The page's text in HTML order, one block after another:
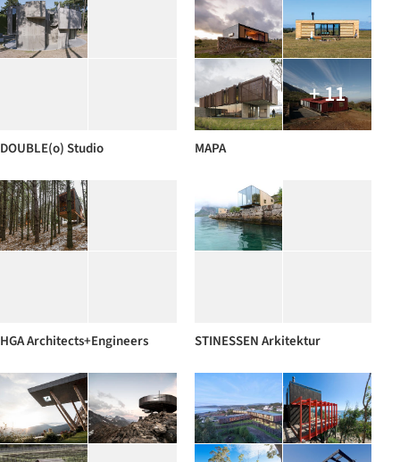
DOUBLE(o) Studio
+ 11
MAPA
HGA Architects+Engineers STINESSEN Arkitektur